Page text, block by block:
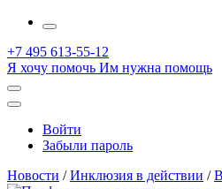
More
+7 495 613-55-12
Я хочу помочь Им нужна помощь
Открыть
поиск
Профиль
Войти
Забыли пароль
Новости /Инклюзия в действии /